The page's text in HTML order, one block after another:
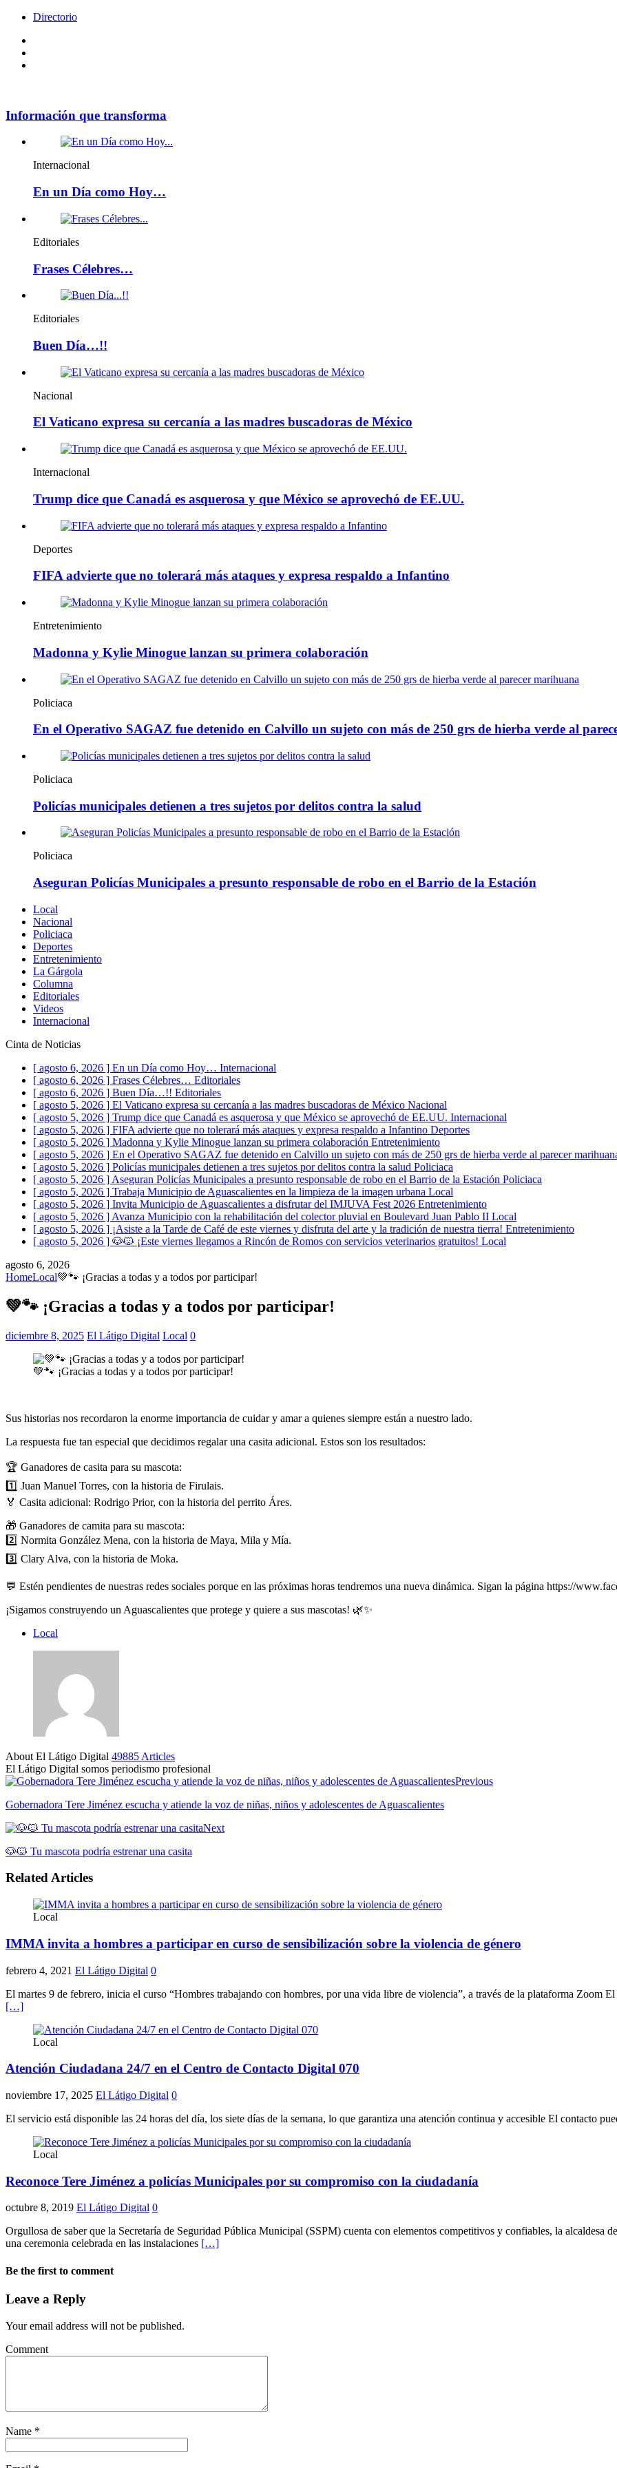
Directorio
Información que transforma
Internacional
En un Día como Hoy…
Editoriales
Frases Célebres…
Editoriales
Buen Día…!!
Nacional
El Vaticano expresa su cercanía a las madres buscadoras de México
Internacional
Trump dice que Canadá es asquerosa y que México se aprovechó de EE.UU.
Deportes
FIFA advierte que no tolerará más ataques y expresa respaldo a Infantino
Entretenimiento
Madonna y Kylie Minogue lanzan su primera colaboración
Policiaca
En el Operativo SAGAZ fue detenido en Calvillo un sujeto con más de 250 grs de hierba verde al
Policiaca
Policías municipales detienen a tres sujetos por delitos contra la salud
Policiaca
Aseguran Policías Municipales a presunto responsable de robo en el Barrio de la Estación
Local
Nacional
Policiaca
Deportes
Entretenimiento
La Gárgola
Columna
Editoriales
Videos
Internacional
Cinta de Noticias
[ agosto 6, 2026 ] En un Día como Hoy… Internacional
[ agosto 6, 2026 ] Frases Célebres… Editoriales
[ agosto 6, 2026 ] Buen Día…!! Editoriales
[ agosto 5, 2026 ] El Vaticano expresa su cercanía a las madres buscadoras de México Nacional
[ agosto 5, 2026 ] Trump dice que Canadá es asquerosa y que México se aprovechó de EE.UU. Internacional
[ agosto 5, 2026 ] FIFA advierte que no tolerará más ataques y expresa respaldo a Infantino Deportes
[ agosto 5, 2026 ] Madonna y Kylie Minogue lanzan su primera colaboración Entretenimiento
[ agosto 5, 2026 ] En el Operativo SAGAZ fue detenido en Calvillo un sujeto con más de 250 grs de hierba verde al parecer
[ agosto 5, 2026 ] Policías municipales detienen a tres sujetos por delitos contra la salud Policiaca
[ agosto 5, 2026 ] Aseguran Policías Municipales a presunto responsable de robo en el Barrio de la Estación Policiaca
[ agosto 5, 2026 ] Trabaja Municipio de Aguascalientes en la limpieza de la imagen urbana Local
[ agosto 5, 2026 ] Invita Municipio de Aguascalientes a disfrutar del IMJUVA Fest 2026 Entretenimiento
[ agosto 5, 2026 ] Avanza Municipio con la rehabilitación del colector pluvial en Boulevard Juan Pablo II Local
[ agosto 5, 2026 ] ¡Asiste a la Tarde de Café de este viernes y disfruta del arte y la tradición de nuestra tierra! Entretenimiento
[ agosto 5, 2026 ] 🐶🐱 ¡Este viernes llegamos a Rincón de Romos con servicios veterinarios gratuitos! Local
agosto 6, 2026
HomeLocal💚🐾 ¡Gracias a todas y a todos por participar!
💚🐾 ¡Gracias a todas y a todos por participar!
diciembre 8, 2025 El Látigo Digital Local 0
💚🐾 ¡Gracias a todas y a todos por participar!
Sus historias nos recordaron la enorme importancia de cuidar y amar a quienes siempre están a nuestro lado.
La respuesta fue tan especial que decidimos regalar una casita adicional. Estos son los resultados:
🏆 Ganadores de casita para su mascota:
1️⃣ Juan Manuel Torres, con la historia de Firulais.
🏅 Casita adicional: Rodrigo Prior, con la historia del perrito Áres.
🎁 Ganadores de camita para su mascota:
2️⃣ Normita González Mena, con la historia de Maya, Mila y Mía.
3️⃣ Clary Alva, con la historia de Moka.
💬 Estén pendientes de nuestras redes sociales porque en las próximas horas tendremos una nueva dinámica. Sigan la página https://
¡Sigamos construyendo un Aguascalientes que protege y quiere a sus mascotas! 🌿✨
Local
About El Látigo Digital 49885 Articles
El Látigo Digital somos periodismo profesional
Website
Facebook
Previous
Gobernadora Tere Jiménez escucha y atiende la voz de niñas, niños y adolescentes de Aguascalientes
Next
🐶🐱 Tu mascota podría estrenar una casita
Related Articles
Local
IMMA invita a hombres a participar en curso de sensibilización sobre la violencia de género
febrero 4, 2021 El Látigo Digital 0
El martes 9 de febrero, inicia el curso “Hombres trabajando con hombres, por una vida libre de violencia”, a través de la plataforma
[…]
Local
Atención Ciudadana 24/7 en el Centro de Contacto Digital 070
noviembre 17, 2025 El Látigo Digital 0
El servicio está disponible las 24 horas del día, los siete días de la semana, lo que garantiza una atención continua y accesible El contacto
Local
Reconoce Tere Jiménez a policías Municipales por su compromiso con la ciudadanía
octubre 8, 2019 El Látigo Digital 0
Orgullosa de saber que la Secretaría de Seguridad Pública Municipal (SSPM) cuenta con elementos competitivos y confiables, la alcaldesa
una ceremonia celebrada en las instalaciones […]
Be the first to comment
Leave a Reply
Your email address will not be published.
Comment
Name *